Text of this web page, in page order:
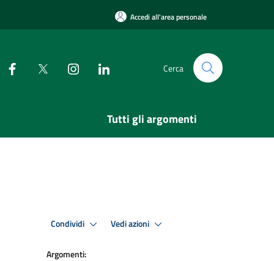
Accedi all'area personale
Cerca
Tutti gli argomenti
Condividi Vedi azioni
Argomenti: